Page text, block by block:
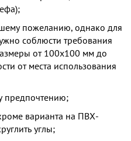
пожеланию, однако для
соблюсти требования
от 100х100 мм до
от места использования
предпочтению;
варианта на ПВХ-
углы;